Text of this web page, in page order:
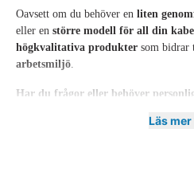
Oavsett om du behöver en liten
eller en större modell för all din
högkvalitativa produkter som bidrar
arbetsmiljö.
Har du frågor eller behöver
Läs mer